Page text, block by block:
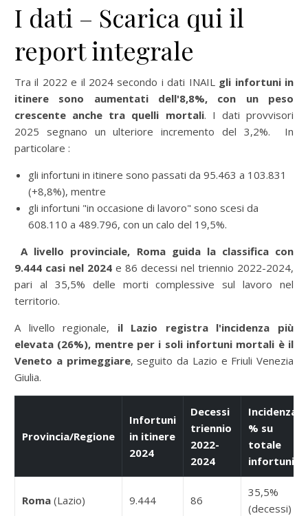
I dati – Scarica qui il
report integrale
Tra il 2022 e il 2024 secondo i dati INAIL gli infortuni in
itinere sono aumentati dell'8,8%, con un peso
crescente anche tra quelli mortali. I dati provvisori
2025 segnano un ulteriore incremento del 3,2%. In
particolare :
gli infortuni in itinere sono passati da 95.463 a 103.831
(+8,8%), mentre
gli infortuni "in occasione di lavoro" sono scesi da
608.110 a 489.796, con un calo del 19,5%.
A livello provinciale, Roma guida la classifica con
9.444 casi nel 2024 e 86 decessi nel triennio 2022-2024,
pari al 35,5% delle morti complessive sul lavoro nel
territorio.
A livello regionale, il Lazio registra l'incidenza più
elevata (26%), mentre per i soli infortuni mortali è il
Veneto a primeggiare, seguito da Lazio e Friuli Venezia
Giulia.
Provincia/Regione
Infortuni
in itinere
2024
Decessi
triennio
2022-
2024
Incidenza
% su
totale
infortuni
Roma (Lazio) 9.444 86
35,5%
(decessi)